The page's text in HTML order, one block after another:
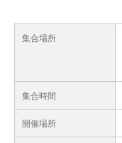
集合場所
集合時間
開催場所